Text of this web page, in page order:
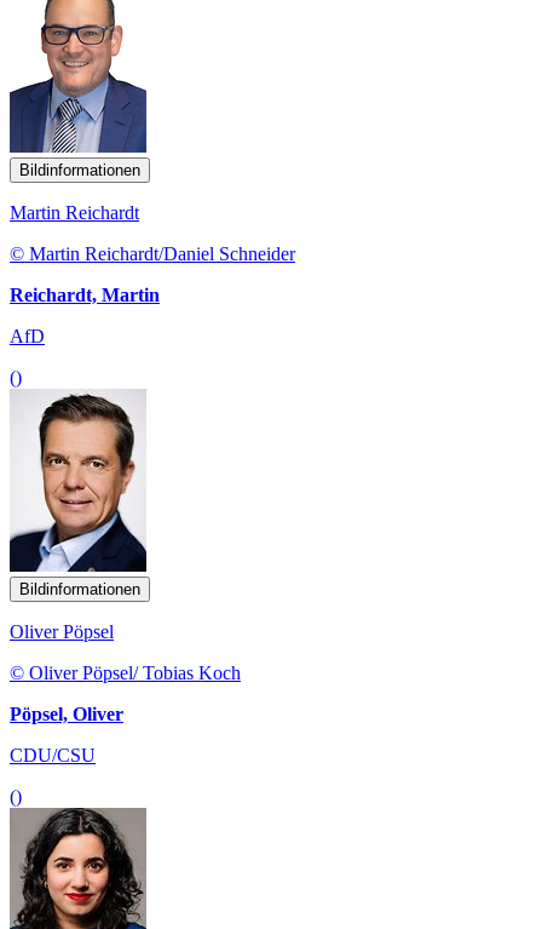
Bildinformationen
Martin Reichardt
© Martin Reichardt/Daniel Schneider
Reichardt, Martin
AfD
()
Bildinformationen
Oliver Pöpsel
© Oliver Pöpsel/ Tobias Koch
Pöpsel, Oliver
CDU/CSU
()